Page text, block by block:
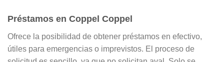
Préstamos en Coppel Coppel
Ofrece la posibilidad de obtener préstamos en efectivo,
útiles para emergencias o imprevistos. El proceso de